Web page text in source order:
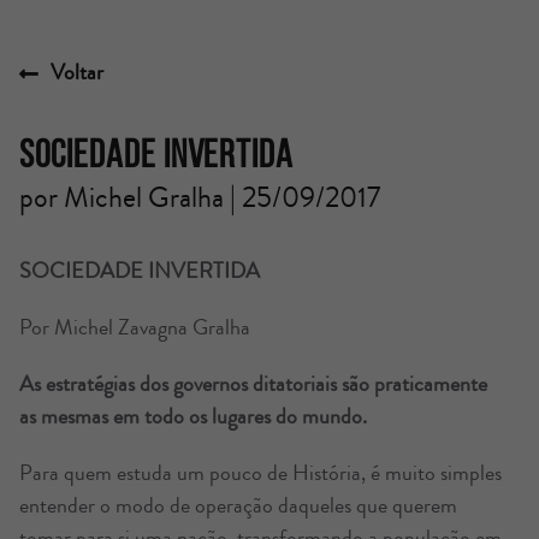
Voltar
Sociedade invertida
por Michel Gralha | 25/09/2017
SOCIEDADE INVERTIDA
Por Michel Zavagna Gralha
As estratégias dos governos ditatoriais são praticamente
as mesmas em todo os lugares do mundo.
Para quem estuda um pouco de História, é muito simples
entender o modo de operação daqueles que querem